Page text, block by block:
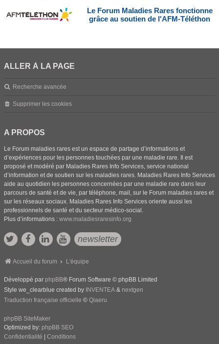
Le Forum Maladies Rares fonctionne
grâce au soutien de l'AFM-Téléthon
ALLER À LA PAGE
Recherche avancée
Supprimer les cookies
A PROPOS
Le Forum maladies rares est un espace de partage d’informations et
d’expériences pour les personnes touchées par une maladie rare. Il est
proposé et modéré par Maladies Rares Info Services, service national
d’information et de soutien sur les maladies rares. Maladies Rares Info Services
aide au quotidien les personnes concernées par une maladie rare dans leur
parcours de santé et de vie, par téléphone, mail, sur le Forum maladies rares et
sur les réseaux sociaux. Maladies Rares Info Services oriente aussi les
professionnels de santé et du secteur médico-social.
Plus d’informations : www.maladiesraresinfo.org
newsletter
Accueil du forum L'équipe
Développé par phpBB® Forum Software © phpBB Limited
Style we_clearblue created by INVENTEA & nextgen
Traduction française officielle © Qiaeru
phpBB SiteMaker
Optimized by: phpBB SEO
Confidentialité
Conditions